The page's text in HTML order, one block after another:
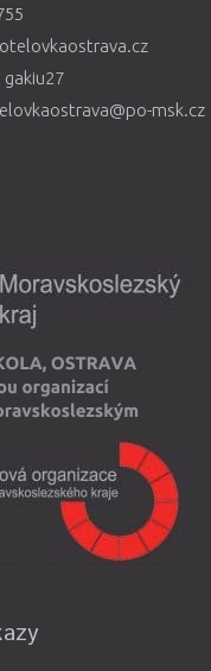
gakiu27
msk.cz